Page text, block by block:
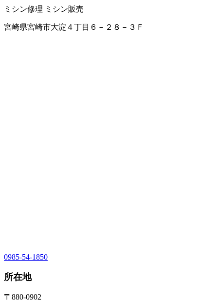
ミシン修理 ミシン販売
宮崎県宮崎市大淀４丁目６－２８－３Ｆ
0985-54-1850
所在地
〒880-0902